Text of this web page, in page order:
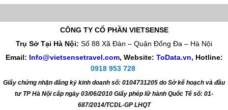
CÔNG TY CỔ PHẦN VIETSENSE
Trụ Sở Tại Hà Nội: Số 88 Xã Đàn – Quận Đống Đa – Hà Nội
Email: Info@vietsensetravel.com, Website: ToData.vn, Hotline:
0918 953 728
Giấy chứng nhận đăng ký kinh doanh số: 0104731205 do Sở kế hoạch và đầu
tư TP Hà Nội cấp ngày 03/06/2010 Giấy phép lữ hành Quốc Tế số: 01-
687/2014/TCDL-GP LHQT